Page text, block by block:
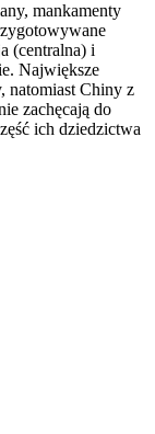
mankamenty
(centralna) i
Największe
natomiast Chiny z
zachęcają do
ich dziedzictwa